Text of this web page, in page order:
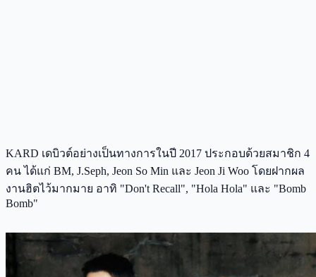
KARD เดบิวต์อย่างเป็นทางการในปี 2017 ประกอบด้วยสมาชิก 4
คน ได้แก่ BM, J.Seph, Jeon So Min และ Jeon Ji Woo โดยฝากผล
งานฮิตไว้มากมาย อาทิ "Don't Recall", "Hola Hola" และ "Bomb
Bomb"